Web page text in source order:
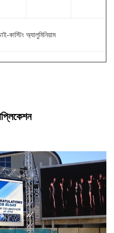
কাস্টিং অ্যালুমিনিয়াম
760 ডাব্লু / এম 2
100,000Hrs
> 5,000nits